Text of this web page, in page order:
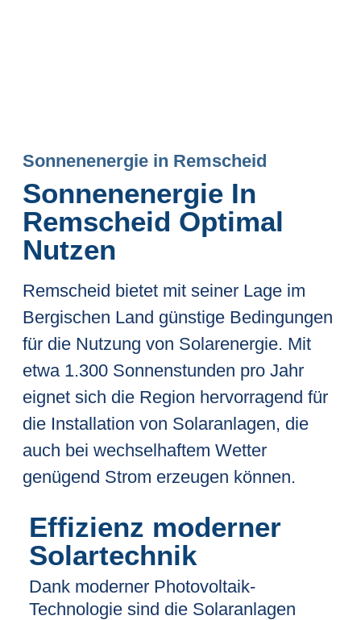
Sonnenenergie in Remscheid
Sonnenenergie In
Remscheid Optimal
Nutzen
Remscheid bietet mit seiner Lage im
Bergischen Land günstige Bedingungen
für die Nutzung von Solarenergie. Mit
etwa 1.300 Sonnenstunden pro Jahr
eignet sich die Region hervorragend für
die Installation von Solaranlagen, die
auch bei wechselhaftem Wetter
genügend Strom erzeugen können.
Effizienz moderner
Solartechnik
Dank moderner Photovoltaik-
Technologie sind die Solaranlagen